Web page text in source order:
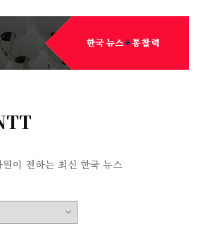
이 전하는 최신 한국 뉴스